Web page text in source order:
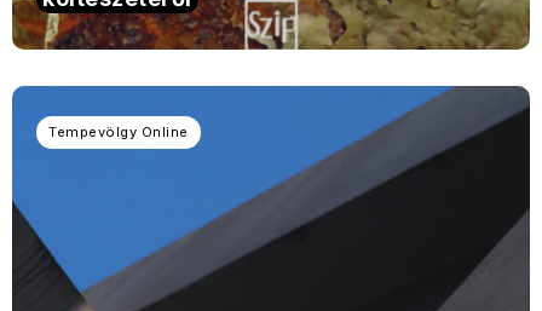
Tempevölgy Online